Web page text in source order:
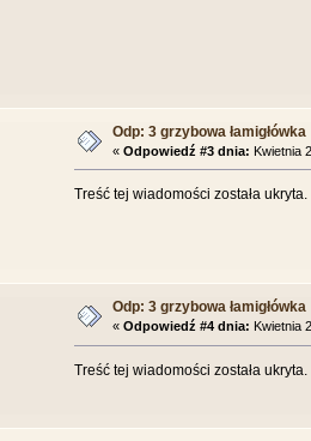
Odp: 3 grzybowa łamigłówka
« Odpowiedź #3 dnia: Kwietnia
Treść tej wiadomości została
Odp: 3 grzybowa łamigłówka
« Odpowiedź #4 dnia: Kwietnia
Treść tej wiadomości została